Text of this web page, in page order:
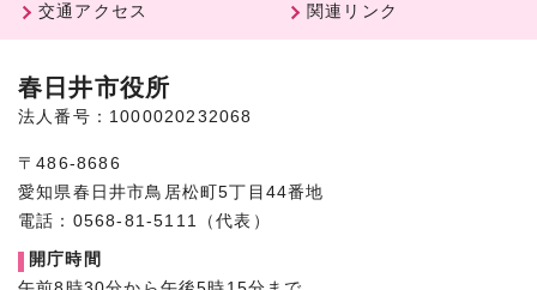
交通アクセス
関連リンク
春日井市役所
法人番号：1000020232068
〒486-8686
愛知県春日井市鳥居松町5丁目44番地
電話：0568-81-5111（代表）
開庁時間